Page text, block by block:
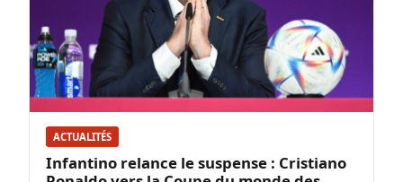
ACTUALITÉS
Infantino relance le suspense : Cristiano